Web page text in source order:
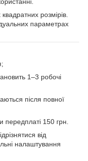
розмірів.
параметрах
1–3 робочі
після повної
150 грн.
від
налаштування